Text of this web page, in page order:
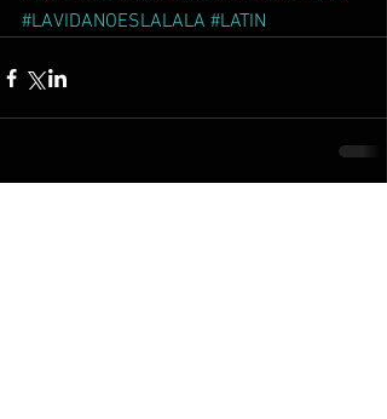
#LAVIDANOESLALALA #LATIN